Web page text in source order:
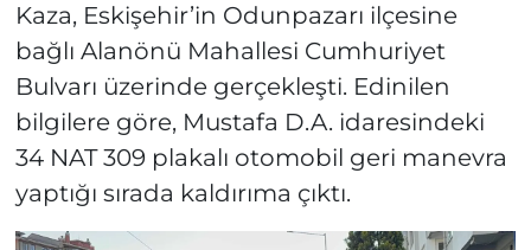
Kaza, Eskişehir’in Odunpazarı ilçesine
bağlı Alanönü Mahallesi Cumhuriyet
Bulvarı üzerinde gerçekleşti. Edinilen
bilgilere göre, Mustafa D.A. idaresindeki
34 NAT 309 plakalı otomobil geri manevra
yaptığı sırada kaldırıma çıktı.